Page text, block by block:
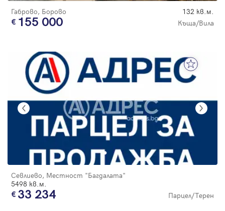
Габрово, Борово 132 кв.м.
155 000 Къща/Вила
Севлиево, Местност "Багдалата"
5498 кв.м.
33 234 Парцел/Терен